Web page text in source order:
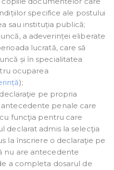
specifice ale postului
sau instituția publică;
a adeverinței eliberate
lucrată, care să
și în specialitatea
ocuparea
);
pe propria
penale care
funcţia pentru care
declarat admis la selecţia
la înscriere o declaraţie pe
nu are antecedente
a completa dosarul de